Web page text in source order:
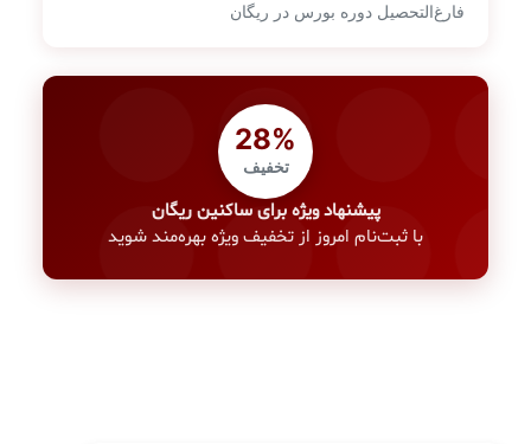
فارغ‌التحصیل دوره بورس در ریگان
28%
تخفیف
پیشنهاد ویژه برای ساکنین ریگان
با ثبت‌نام امروز از تخفیف ویژه بهره‌مند شوید